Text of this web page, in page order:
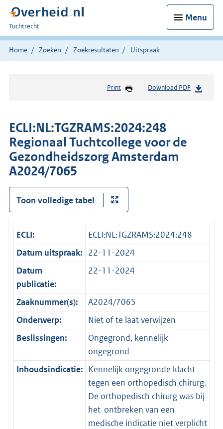
Menu
U
bent
hier:
Tuchtrecht
Home Zoeken Zoekresultaten Uitspraak
Print Download PDF
ECLI:NL:TGZRAMS:2024:248
Regionaal Tuchtcollege voor de
Gezondheidszorg Amsterdam
A2024/7065
Toon volledige tabel
ECLI:
ECLI:NL:TGZRAMS:2024:248
Datum uitspraak: 22-11-2024
Datum
publicatie:
22-11-2024
Zaaknummer(s):
A2024/7065
Onderwerp:
Niet of te laat verwijzen
Beslissingen:
Ongegrond, kennelijk
ongegrond
Inhoudsindicatie: Kennelijk ongegronde klacht
tegen een orthopedisch chirurg.
De orthopedisch chirurg was bij
het ontbreken van een
medische indicatie niet verplicht